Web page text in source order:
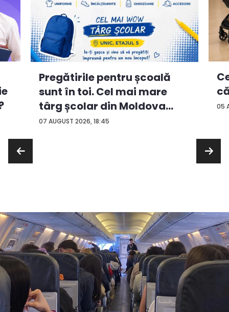
07 AUGUST 2026, 18:45
Pregătirile pentru școală
sunt în toi. Cel mai mare
târg școlar din Moldova
con...
05